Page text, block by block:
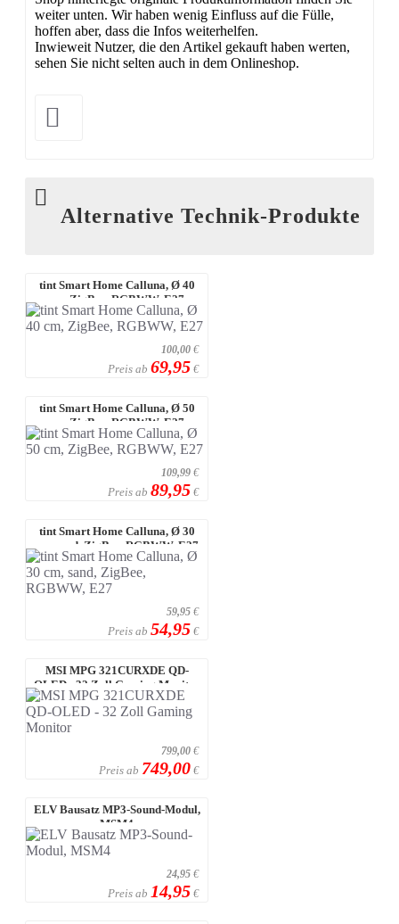
weiter unten. Wir haben wenig Einfluss auf die Fülle,
hoffen aber, dass die Infos weiterhelfen.
Inwieweit Nutzer, die den Artikel gekauft haben werten,
sehen Sie nicht selten auch in dem Onlineshop.
Alternative Technik-Produkte
tint Smart Home Calluna, Ø 40
cm, ZigBee, RGBWW, E27
100,00 €
Preis ab 69,95 €
tint Smart Home Calluna, Ø 50
cm, ZigBee, RGBWW, E27
109,99 €
Preis ab 89,95 €
tint Smart Home Calluna, Ø 30
cm, sand, ZigBee, RGBWW, E27
59,95 €
Preis ab 54,95 €
MSI MPG 321CURXDE QD-
OLED - 32 Zoll Gaming Monitor
799,00 €
Preis ab 749,00 €
ELV Bausatz MP3-Sound-Modul,
MSM4
24,95 €
Preis ab 14,95 €